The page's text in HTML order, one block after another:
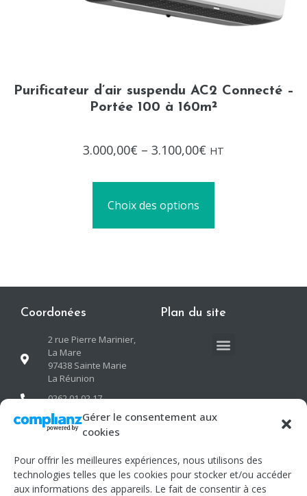
Gérer le consentement aux
cookies
Pour offrir les meilleures expériences, nous utilisons des
technologies telles que les cookies pour stocker et/ou accéder
aux informations des appareils. Le fait de consentir à ces
Purificateur d’air suspendu AC2 Connecté –
Portée 100 à 160m²
0
3.000,00€ – 3.100,00€ HT
Choix des options
Coordonées
2 rue Pierre Marinier,
La Mare
97438 Sainte Marie
La Réunion
0262 01 02 17
contact@neogreen-
oi.com
Plan du site
Informations Suivez-nous